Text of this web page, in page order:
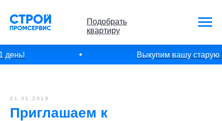
Подобрать
квартиру
Выкупим вашу старую
21.01.2019
Приглашаем к